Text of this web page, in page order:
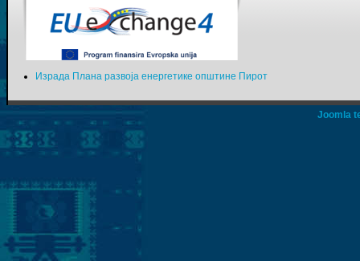
Израда Плана развоја енергетике општине Пирот
Joomla